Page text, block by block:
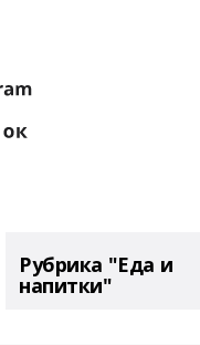
Рубрика "Еда и
напитки"